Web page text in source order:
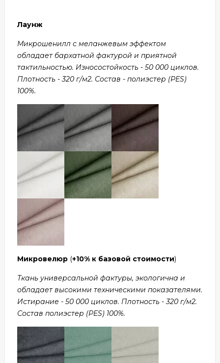
Лаунж
Микрошенилл с меланжевым эффектом
обладает бархатной фактурой и приятной
тактильностью. Износостойкость - 50 000 циклов.
Плотность - 320 г/м2. Состав - полиэстер (PES)
100%.
Микровелюр (+10% к базовой стоимости)
Ткань универсальной фактуры, экологична и
обладает высокими техническими показателями.
Истирание - 50 000 циклов. Плотность - 320 г/м2.
Состав полиэстер (PES) 100%.